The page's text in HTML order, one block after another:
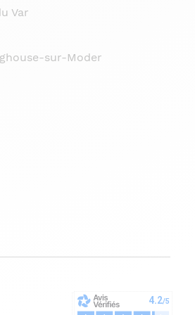
Var
sur-Moder